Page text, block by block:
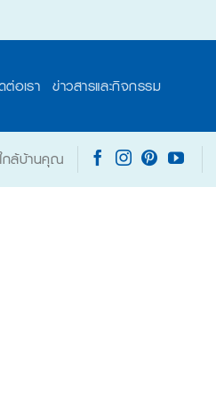
อเรา ข่าวสารและกิจกรรม
กล้บ้านคุณ